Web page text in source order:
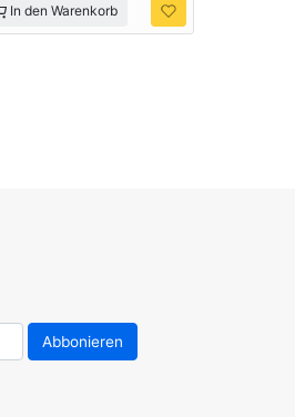
In den Warenkorb